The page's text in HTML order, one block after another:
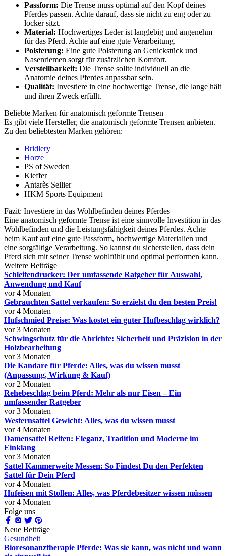
Passform: Die Trense muss optimal auf den Kopf deines
Pferdes passen. Achte darauf, dass sie nicht zu eng oder zu
locker sitzt.
Material: Hochwertiges Leder ist langlebig und angenehm
für das Pferd. Achte auf eine gute Verarbeitung.
Polsterung: Eine gute Polsterung an Genickstück und
Nasenriemen sorgt für zusätzlichen Komfort.
Verstellbarkeit: Die Trense sollte individuell an die
Anatomie deines Pferdes anpassbar sein.
Qualität: Investiere in eine hochwertige Trense, die lange hält
und ihren Zweck erfüllt.
Beliebte Marken für anatomisch geformte Trensen
Es gibt viele Hersteller, die anatomisch geformte Trensen anbieten.
Zu den beliebtesten Marken gehören:
Bridlery
Horze
PS of Sweden
Kieffer
Antarès Sellier
HKM Sports Equipment
Fazit: Investiere in das Wohlbefinden deines Pferdes
Eine anatomisch geformte Trense ist eine sinnvolle Investition in das
Wohlbefinden und die Leistungsfähigkeit deines Pferdes. Achte
beim Kauf auf eine gute Passform, hochwertige Materialien und
eine sorgfältige Verarbeitung. So kannst du sicherstellen, dass dein
Pferd sich mit seiner Trense wohlfühlt und optimal performen kann.
Weitere Beiträge
Schleifendrucker: Der umfassende Ratgeber für Auswahl,
Anwendung und Kauf
vor 4 Monaten
Gebrauchten Sattel verkaufen: So erzielst du den besten Preis!
vor 4 Monaten
Hufschmied Preise: Was kostet ein guter Hufbeschlag wirklich?
vor 3 Monaten
Schwingschutz für die Abrichte: Sicherheit und Präzision in der
Holzbearbeitung
vor 3 Monaten
Die Kandare für Pferde: Alles, was du wissen musst
(Anpassung, Wirkung & Kauf)
vor 2 Monaten
Rehebeschlag beim Pferd: Mehr als nur Eisen – Ein
umfassender Ratgeber
vor 3 Monaten
Westernsattel Gewicht: Alles, was du wissen musst
vor 4 Monaten
Damensattel Reiten: Eleganz, Tradition und Moderne im
Einklang
vor 3 Monaten
Sattel Kammerweite Messen: So Findest Du den Perfekten
Sattel für Dein Pferd
vor 4 Monaten
Hufeisen mit Stollen: Alles, was Pferdebesitzer wissen müssen
vor 4 Monaten
Folge uns
Neue Beiträge
Gesundheit
Bioresonanztherapie Pferde: Was sie kann, was nicht und wann